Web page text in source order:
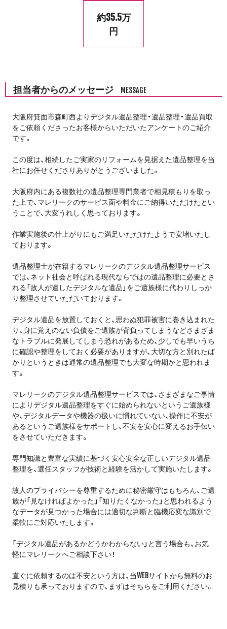
約35.5万
円
担当者からのメッセージ MESSAGE
大阪府箕面市森町西よりデジタル遺品整理・遺品整理・遺品買取
をご依頼くださったお客様からいただいたアンケートのご紹介
です。
この度は、相続したご実家のリフォームを見据えた遺品整理を当
社にお任せくださりありがとうございました。
大阪府内にある複数社の遺品整理専門業者で相見積もりを取っ
た上で、マレリークのサービス面や料金にご納得いただけたとい
うことで、大変うれしく思っております。
作業実施後の仕上がりにもご満足いただけたようで安堵いたし
ております。
遺品整理士が在籍するマレリークのデジタル遺品整理サービス
では、ネット社会と呼ばれる現代ならではの遺品整理に必要とさ
れる「故人が遺したデジタルな遺品」をご遺族様に代わりしっか
り整理させていただいております。
デジタル遺品を放置しておくと、思わぬ犯罪被害に巻き込まれた
り、身に覚えのない負債をご遺族が背負ってしまうなどさまざま
なトラブルに発展してしまう恐れがあるため、少しでも早いうち
に確認や整理をしておく必要がありますが、大切な方と別れたば
かりというときは通常の遺品整理でも大変な時期かと思われま
す。
マレリークのデジタル遺品整理サービスでは、さまざまなご事情
によりデジタル遺品整理をすぐに始められないというご遺族様
や、デジタルデータや機器の扱いに慣れていない、操作に不安が
あるというご遺族様をサポートし、不安を安心に変えるお手伝い
をさせていただきます。
専門知識と豊富な実績に基づく安心安全な正しいデジタル遺品
整理を、選任スタッフが技術と経験を活かして実施いたします。
故人のプライバシーを尊重するために秘密厳守はもちろん、ご遺
族が「見なければよかった」「知りたくなかった」と思われるよう
なデータが見つかった場合には適切な判断と臨機応変な識別で
柔軟にご対応いたします。
「デジタル遺品があるかどうかわからない」と言う場合も、お気
軽にマレリークへご相談下さい！
直ぐに依頼するのは不安という方は、当WEBサイトから無料のお
見積りも承っておりますので、まずはそちらをご利用ください。